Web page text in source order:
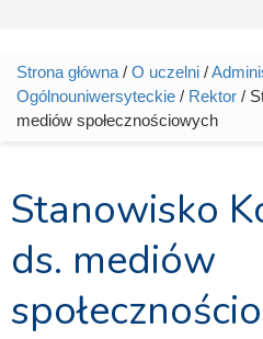
Jesteś tutaj
Strona główna / O uczelni /
Ogólnouniwersyteckie / Rektor /
mediów społecznościowych
Stanowisko
ds. mediów